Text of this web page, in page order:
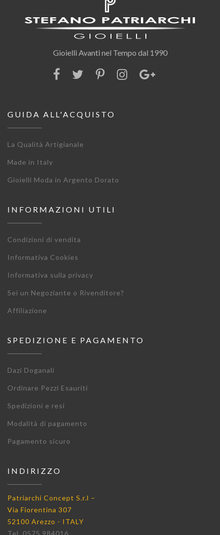
Gioielli Avanti nel Tempo dal 1990
GUIDA ALL'ACQUISTO
La Qualità Artigianale
Made in Italy
Gioielli Moda in Argento Dorato
INFORMAZIONI UTILI
Condizioni di vendita
Informativa Cookies
Informativa sulla privacy
Sei un Negoziante o Rivenditore?
Affiliazione
SPEDIZIONE E PAGAMENTO
Dazi Doganali
Ordinare Pezzi Esauriti
Spedizioni e resi
Modalità di pagamento
Pagamento sicuro
INDIRIZZO
Patriarchi Concept S.r.l –
Via Fiorentina 307
52100 Arezzo - ITALY
Tel. 0575 984016